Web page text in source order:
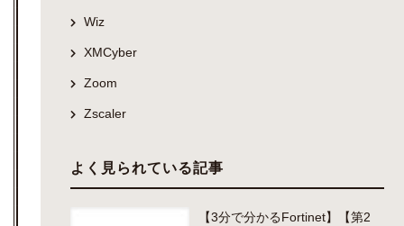
Wiz
XMCyber
Zoom
Zscaler
よく見られている記事
【3分で分かるFortinet】【第2